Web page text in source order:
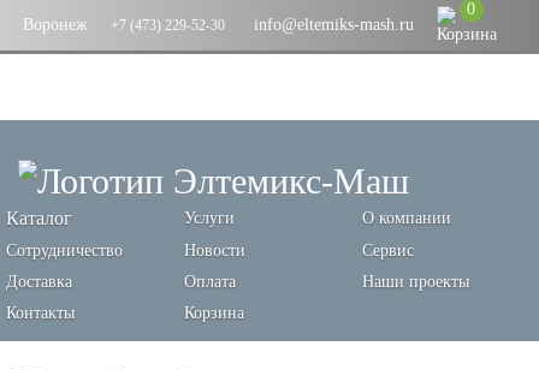
Воронеж +7 (473) 229-52-30 info@eltemiks-mash.ru
0
Каталог Услуги
О компании
Сотрудничество
Новости
Сервис
Доставка
Оплата
Наши проекты
Контакты
Корзина